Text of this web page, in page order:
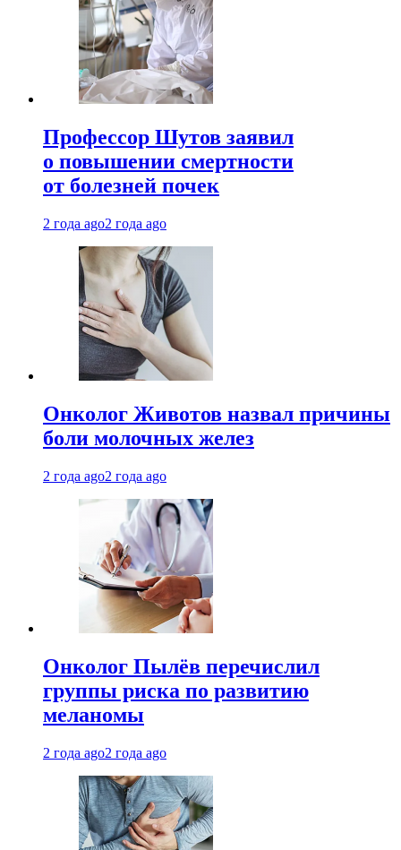
Профессор Шутов заявил
о повышении смертности
от болезней почек
2 года ago2 года ago
Онколог Животов назвал причины
боли молочных желез
2 года ago2 года ago
Онколог Пылёв перечислил
группы риска по развитию
меланомы
2 года ago2 года ago